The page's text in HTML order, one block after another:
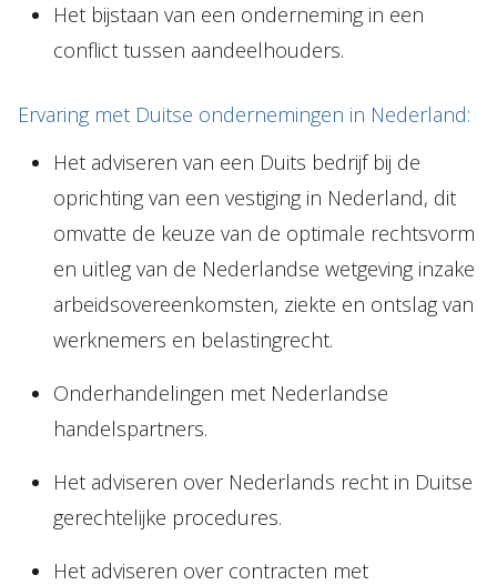
Het bijstaan van een onderneming in een
conflict tussen aandeelhouders.
Ervaring met Duitse ondernemingen in Nederland:
Het adviseren van een Duits bedrijf bij de
oprichting van een vestiging in Nederland, dit
omvatte de keuze van de optimale rechtsvorm
en uitleg van de Nederlandse wetgeving inzake
arbeidsovereenkomsten, ziekte en ontslag van
werknemers en belastingrecht.
Onderhandelingen met Nederlandse
handelspartners.
Het adviseren over Nederlands recht in Duitse
gerechtelijke procedures.
Het adviseren over contracten met